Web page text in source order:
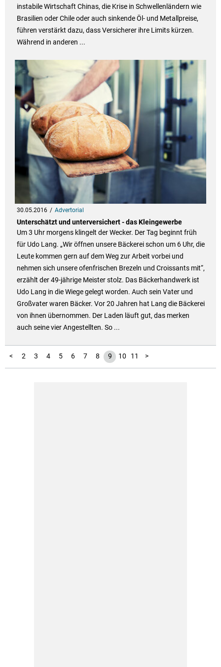
instabile Wirtschaft Chinas, die Krise in Schwellenländern wie
Brasilien oder Chile oder auch sinkende Öl- und Metallpreise,
führen verstärkt dazu, dass Versicherer ihre Limits kürzen.
Während in anderen ...
30.05.2016 Advertorial
Unterschätzt und unterversichert - das Kleingewerbe
Um 3 Uhr morgens klingelt der Wecker. Der Tag beginnt früh
für Udo Lang. „Wir öffnen unsere Bäckerei schon um 6 Uhr, die
Leute kommen gern auf dem Weg zur Arbeit vorbei und
nehmen sich unsere ofenfrischen Brezeln und Croissants mit“,
erzählt der 49-jährige Meister stolz. Das Bäckerhandwerk ist
Udo Lang in die Wiege gelegt worden. Auch sein Vater und
Großvater waren Bäcker. Vor 20 Jahren hat Lang die Bäckerei
von ihnen übernommen. Der Laden läuft gut, das merken
auch seine vier Angestellten. So ...
<
1 2 3 4 5 6 7 8 9 10 11 >